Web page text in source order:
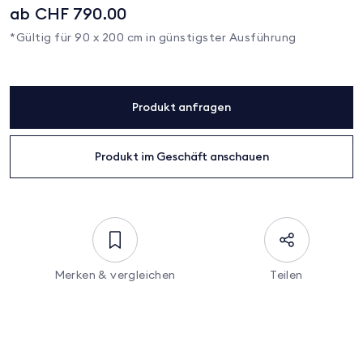
ab CHF 790.00
*Gültig für 90 x 200 cm in günstigster Ausführung
Produkt anfragen
Produkt im Geschäft anschauen
Merken & vergleichen Teilen